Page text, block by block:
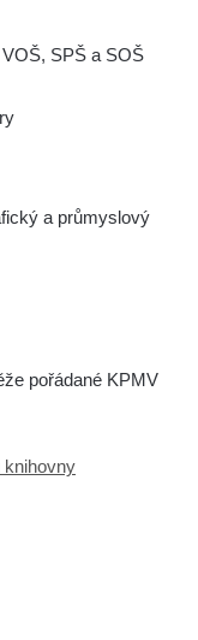
SPŠ a SOŠ
a průmyslový
pořádané KPMV
knihovny